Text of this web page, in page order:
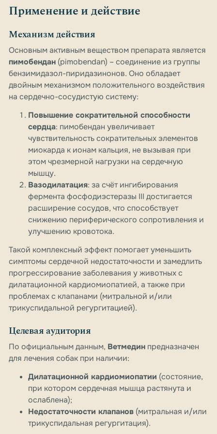
Применение и действие
Механизм действия
Основным активным веществом препарата является
пимобендан (pimobendan) – соединение из группы
бензимидазол-пиридaзинонов. Оно обладает
двойным механизмом положительного воздействия
на сердечно-сосудистую систему:
Повышение сократительной способности
сердца: пимобендан увеличивает
чувствительность сократительных элементов
миокарда к ионам кальция, не вызывая при
этом чрезмерной нагрузки на сердечную
мышцу.
Вазодилатация: за счёт ингибирования
фермента фосфодиэстеразы III достигается
расширение сосудов, что способствует
снижению периферического сопротивления и
улучшению кровотока.
Такой комплексный эффект помогает уменьшить
симптомы сердечной недостаточности и замедлить
прогрессирование заболевания у животных с
дилатационной кардиомиопатией, а также при
проблемах с клапанами (митральной и/или
трикуспидальной регургитацией).
Целевая аудитория
По официальным данным, Ветмедин предназначен
для лечения собак при наличии:
Дилатационной кардиомиопатии (состояние,
при котором сердечная мышца растянута и
ослаблена);
Недостаточности клапанов (митральная и/или
трикуспидальная регургитация).